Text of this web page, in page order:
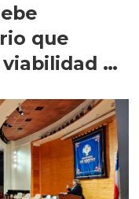
que
de